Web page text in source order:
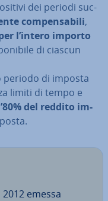
dei periodi suc­
com­pen­sa­bi­li,
l’intero importo
di ciascun
periodo di imposta
limiti di tempo e
del reddito im­
emessa